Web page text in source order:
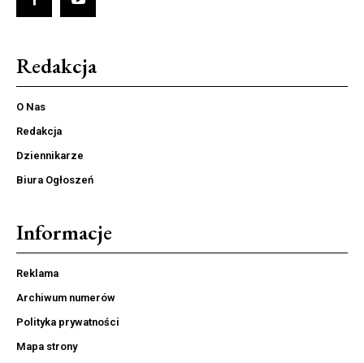
Redakcja
O Nas
Redakcja
Dziennikarze
Biura Ogłoszeń
Informacje
Reklama
Archiwum numerów
Polityka prywatności
Mapa strony